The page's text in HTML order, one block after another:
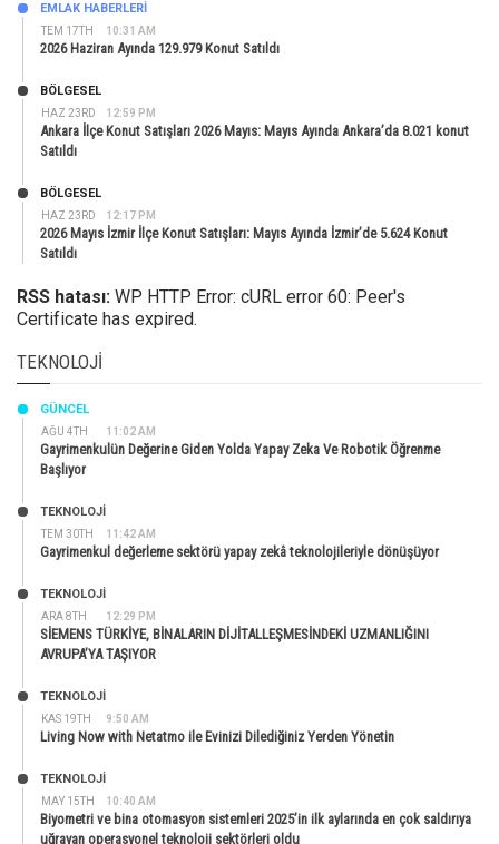
TEM 17TH 10:31 AM
EMLAK HABERLERI
2026 Haziran Ayında 129.979 Konut Satıldı
HAZ 23RD 12:59 PM
BÖLGESEL
Ankara İlçe Konut Satışları 2026 Mayıs: Mayıs Ayında Ankara’da 8.021 konut
Satıldı
HAZ 23RD 12:17 PM
BÖLGESEL
2026 Mayıs İzmir İlçe Konut Satışları: Mayıs Ayında İzmir’de 5.624 Konut
Satıldı
RSS hatası: WP HTTP Error: cURL error 60: Peer's
Certificate has expired.
TEKNOLOJI
AĞU 4TH 11:02 AM
GÜNCEL
Gayrimenkulün Değerine Giden Yolda Yapay Zeka Ve Robotik Öğrenme
Başlıyor
TEM 30TH 11:42 AM
TEKNOLOJİ
Gayrimenkul değerleme sektörü yapay zekâ teknolojileriyle dönüşüyor
ARA 8TH 12:29 PM
TEKNOLOJİ
SİEMENS TÜRKİYE, BİNALARIN DİJİTALLEŞMESİNDEKİ UZMANLIĞINI
AVRUPA’YA TAŞIYOR
KAS 19TH 9:50 AM
TEKNOLOJİ
Living Now with Netatmo ile Evinizi Dilediğiniz Yerden Yönetin
MAY 15TH 10:40 AM
TEKNOLOJİ
Biyometri ve bina otomasyon sistemleri 2025’in ilk aylarında en çok saldırıya
uğrayan operasyonel teknoloji sektörleri oldu